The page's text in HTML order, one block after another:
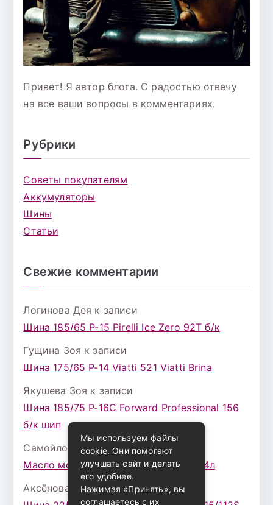
Привет! Я автор блога. С радостью отвечу
на все ваши вопросы в комментариях.
Рубрики
Советы покупателям
Аккумуляторы
Шины
Статьи
Свежие комментарии
Логинова Дея к записи
Шина 185/65 Р-15 Pirelli Ice Zero 92T б/к
Гущина Зоя к записи
Шина 175/65 Р-14 Viatti 521 Viatti Brina
Якушева Зоя к записи
Шина 185/75 Р-16С Forward Professional 156
б/к шип
Самойлова Забавак записи
Масло моторное ZIC X7 (A+) 10W30 4л
Аксёнова Адельк записи
Мы используем файлы
cookie. Они помогают
улучшать сайт и делать
его удобнее.
Нажимая «Принять», вы
соглашаетесь с их